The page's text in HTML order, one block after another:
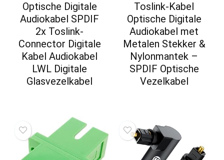
Optische Digitale
Audiokabel SPDIF
2x Toslink-
Connector Digitale
Kabel Audiokabel
LWL Digitale
Glasvezelkabel
Toslink-Kabel
Optische Digitale
Audiokabel met
Metalen Stekker &
Nylonmantek –
SPDIF Optische
Vezelkabel